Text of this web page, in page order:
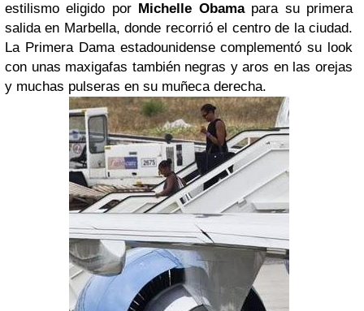
estilismo eligido por Michelle Obamapara su primera
salida en Marbella, donde recorrió el centro de la ciudad.
La Primera Dama estadounidense complementó su look
con unas maxigafas también negras y aros en las orejas
y muchas pulseras en su muñeca derecha.